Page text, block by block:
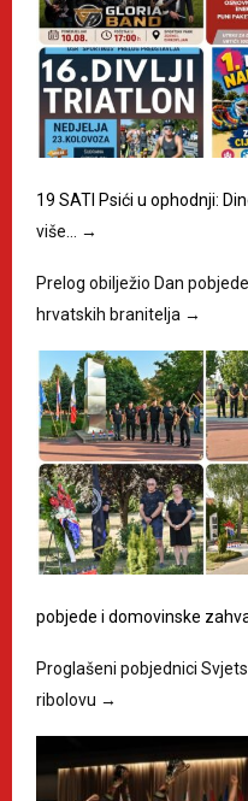
19 SATI Psići u ophodnji:
više…
→
Prelog obilježio Dan
hrvatskih branitelja →
pobjede i domovinske
Proglašeni pobjednici
ribolovu →